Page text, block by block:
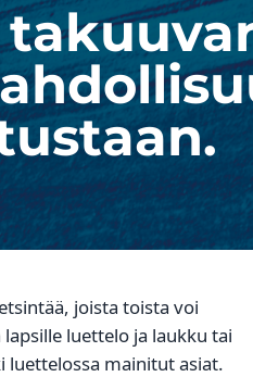
joista toista voi
luettelo ja laukku tai
luettelossa mainitut asiat.